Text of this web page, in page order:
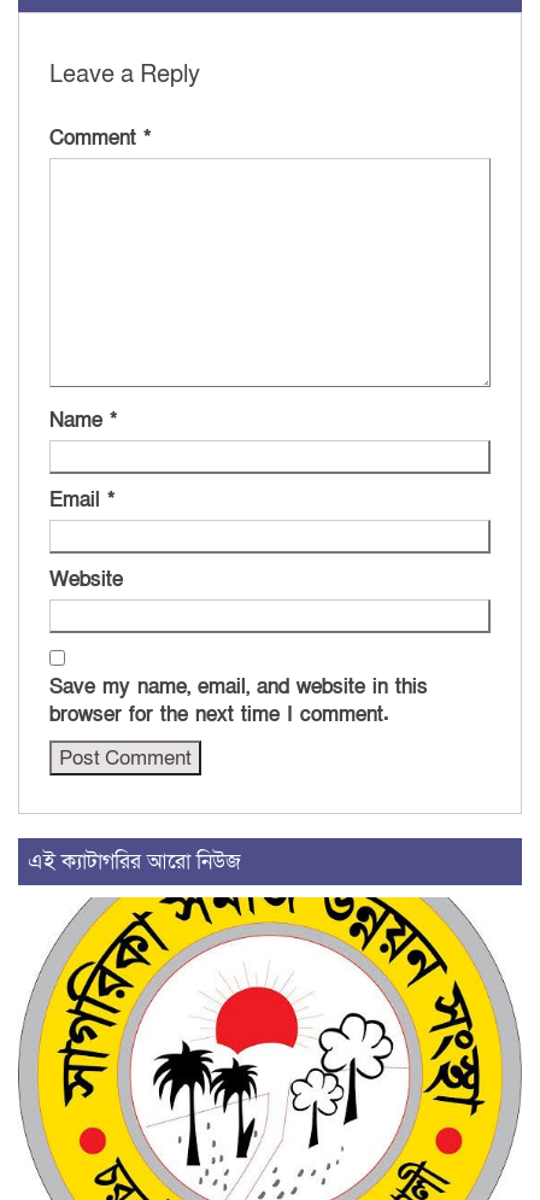
Leave a Reply
Comment *
Name *
Email *
Website
Save my name, email, and website in this
browser for the next time I comment.
এই ক্যাটাগরির আরো নিউজ